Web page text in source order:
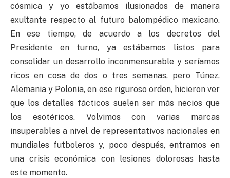
cósmica y yo estábamos ilusionados de manera
exultante respecto al futuro balompédico mexicano.
En ese tiempo, de acuerdo a los decretos del
Presidente en turno, ya estábamos listos para
consolidar un desarrollo inconmensurable y seríamos
ricos en cosa de dos o tres semanas, pero Túnez,
Alemania y Polonia, en ese riguroso orden, hicieron ver
que los detalles fácticos suelen ser más necios que
los esotéricos. Volvimos con varias marcas
insuperables a nivel de representativos nacionales en
mundiales futboleros y, poco después, entramos en
una crisis económica con lesiones dolorosas hasta
este momento.